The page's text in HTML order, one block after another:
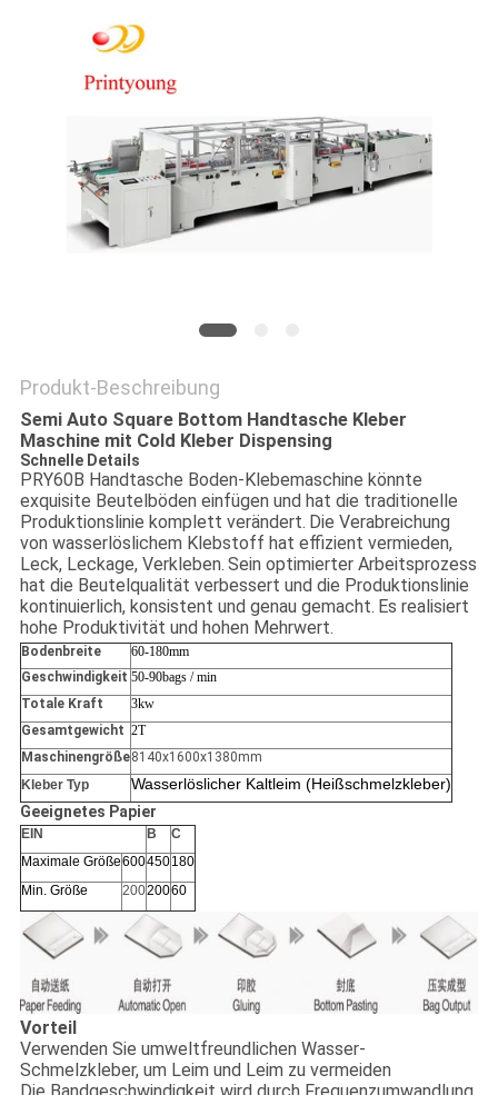
SIE EIN
ZITAT
SITEMAP
PRIVACY
POLICY
Produkt-Beschreibung
Semi Auto Square Bottom Handtasche Kleber
Maschine mit Cold Kleber Dispensing
Schnelle Details
PRY60B Handtasche Boden-Klebemaschine könnte
exquisite Beutelböden einfügen und hat die traditionelle
Produktionslinie komplett verändert. Die Verabreichung
von wasserlöslichem Klebstoff hat effizient vermieden,
Leck, Leckage, Verkleben. Sein optimierter Arbeitsprozess
hat die Beutelqualität verbessert und die Produktionslinie
kontinuierlich, konsistent und genau gemacht. Es realisiert
hohe Produktivität und hohen Mehrwert.
Bodenbreite
60-180mm
Geschwindigkeit 50-90bags / min
Totale Kraft
3kw
Gesamtgewicht 2T
Maschinengröße8140x1600x1380mm
Kleber Typ
Wasserlöslicher Kaltleim (Heißschmelzkleber)
Geeignetes Papier
EIN B
C
Maximale Größe600450180
Min. Größe
20020060
Vorteil
Verwenden Sie umweltfreundlichen Wasser-
Schmelzkleber, um Leim und Leim zu vermeiden